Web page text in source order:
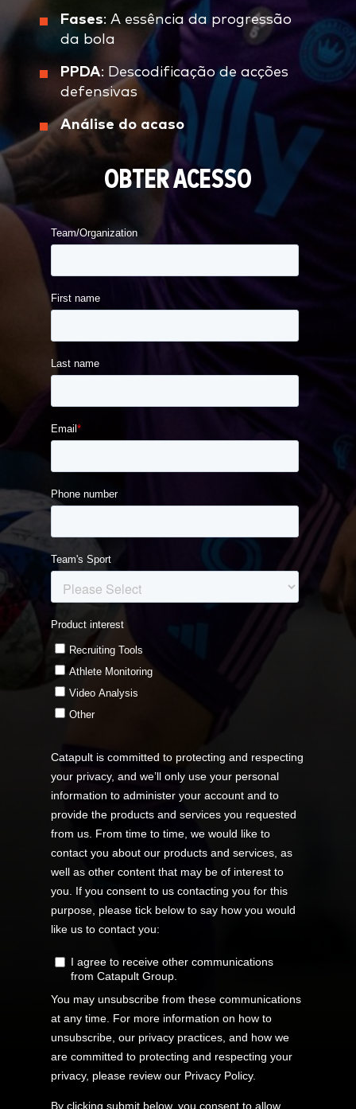
Fases: A essência da progressão
da bola
PPDA: Descodificação de acções
defensivas
Análise do acaso
OBTER ACESSO